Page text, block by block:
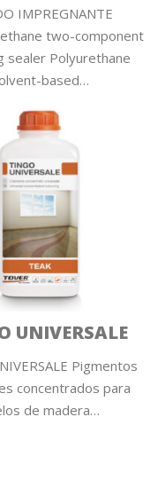
IMPREGNANTE
two-component
sealer Polyurethane
based…
UNIVERSALE
Pigmentos
concentrados para
de madera…